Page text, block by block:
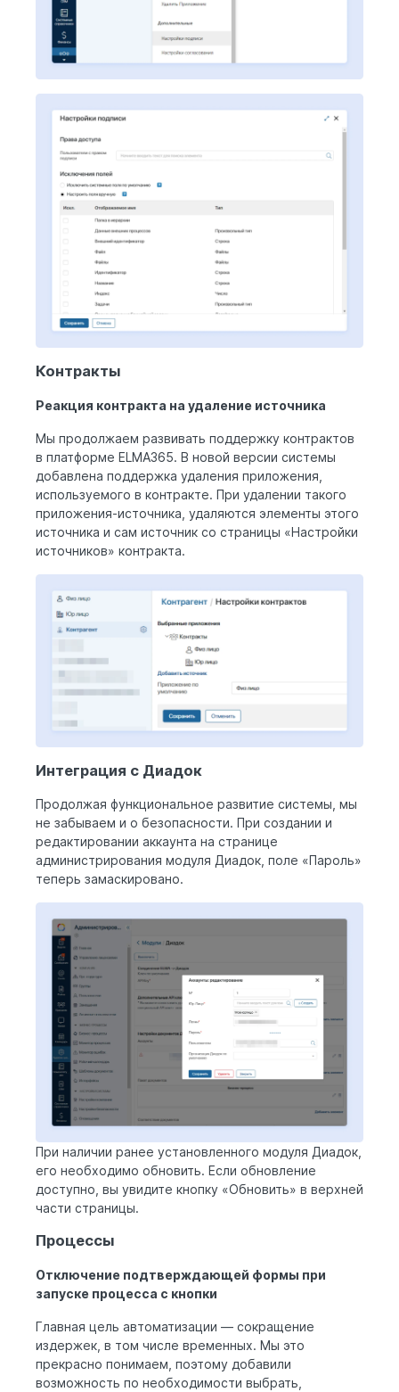
Контракты
Реакция контракта на удаление источника
Мы продолжаем развивать поддержку контрактов
в платформе ELMA365. В новой версии системы
добавлена поддержка удаления приложения,
используемого в контракте. При удалении такого
приложения-источника, удаляются элементы этого
источника и сам источник со страницы «Настройки
источников» контракта.
Интеграция с Диадок
Продолжая функциональное развитие системы, мы
не забываем и о безопасности. При создании и
редактировании аккаунта на странице
администрирования модуля Диадок, поле «Пароль»
теперь замаскировано.
При наличии ранее установленного модуля Диадок,
его необходимо обновить. Если обновление
доступно, вы увидите кнопку «Обновить» в верхней
части страницы.
Процессы
Отключение подтверждающей формы при
запуске процесса с кнопки
Главная цель автоматизации — сокращение
издержек, в том числе временных. Мы это
прекрасно понимаем, поэтому добавили
возможность по необходимости выбрать,